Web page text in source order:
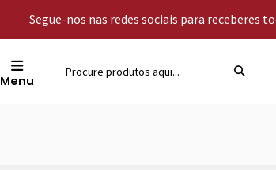
Segue-nos nas redes sociais para receberes
Menu